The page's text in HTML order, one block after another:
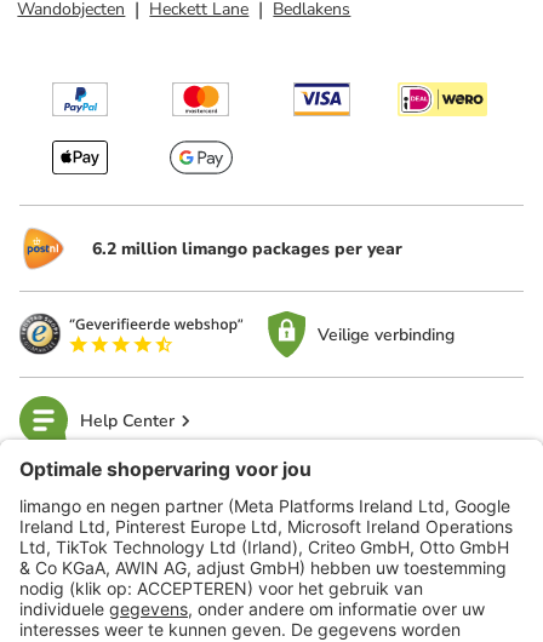
Wandobjecten
Heckett Lane Bedlakens
6.2 million limango packages per year
Veilige verbinding
Help Center
limango
Veilig winkelen
Klantenservice